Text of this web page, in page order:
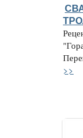
>>